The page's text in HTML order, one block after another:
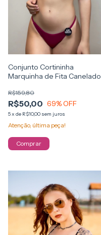
Conjunto Cortininha
Marquinha de Fita Canelado
R$50,00
R$159,80
69% OFF
5x de R$10,00 sem juros
Atenção, última peça!
Comprar